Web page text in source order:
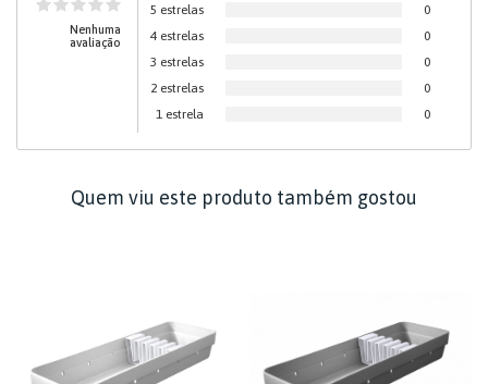
Nenhuma
avaliação
5 estrelas
0
4 estrelas
0
3 estrelas
0
2 estrelas
0
1 estrela
0
Quem viu este produto também gostou